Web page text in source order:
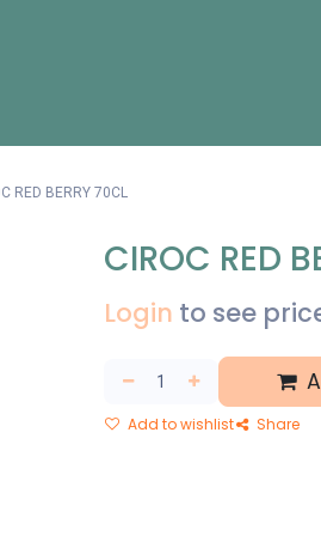
RED BERRY 70CL
CIROC RED
Login to see
Add to wishlist Share